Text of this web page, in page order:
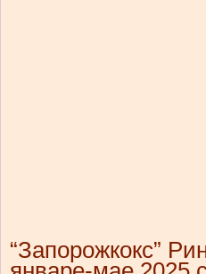
“Запорожкокс”